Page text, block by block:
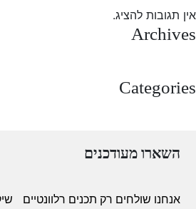
אין תגובות להציג.
Archives
Categories
השארו מעודכנים
אנחנו שולחים רק תכנים רלוונטיים